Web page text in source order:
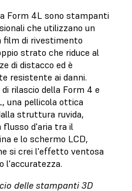
Form 4L sono stampanti
che utilizzano un
film di rivestimento
strato che riduce al
di distacco ed è
resistente ai danni.
rilascio della Form 4 e
una pellicola ottica
struttura ruvida,
flusso d'aria tra il
e lo schermo LCD,
si crei l'effetto ventosa
l'accuratezza.
delle stampanti 3D